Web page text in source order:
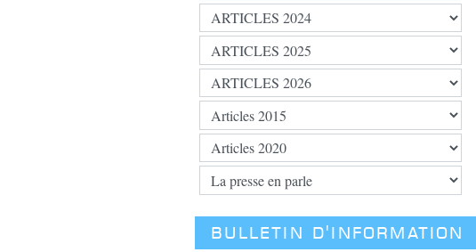
BULLETIN D'INFORMATION